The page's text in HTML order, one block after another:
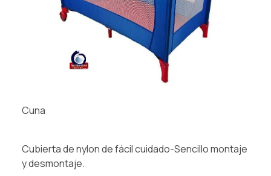
Cuna
Cubierta de nylon de fácil cuidado-Sencillo montaje
y desmontaje.